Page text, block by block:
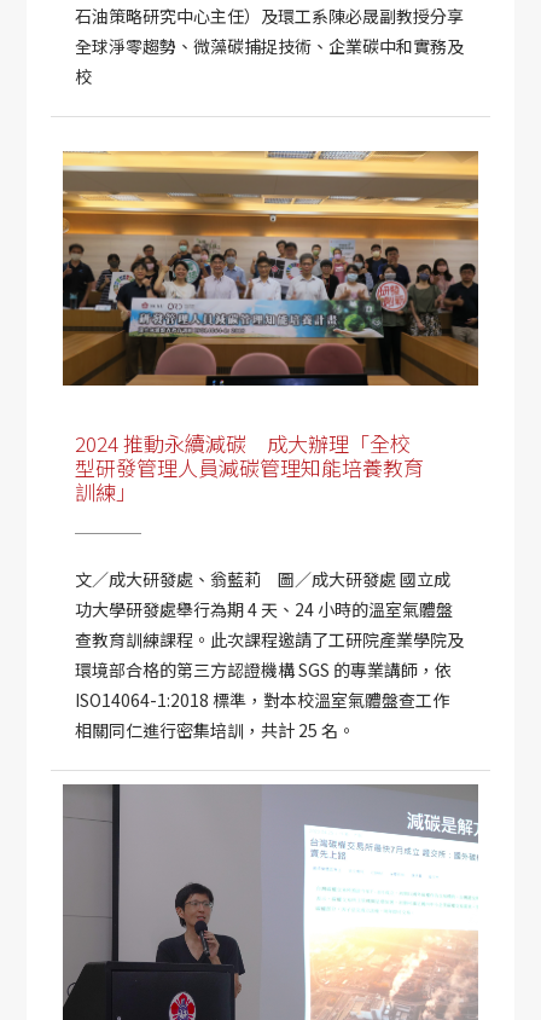
石油策略研究中心主任）及環工系陳必晟副教授分享
全球淨零趨勢、微藻碳捕捉技術、企業碳中和實務及
校
2024 推動永續減碳 成大辦理「全校
型研發管理人員減碳管理知能培養教育
訓練」
文／成大研發處、翁藍莉 圖／成大研發處 國立成
功大學研發處舉行為期 4 天、24 小時的溫室氣體盤
查教育訓練課程。此次課程邀請了工研院產業學院及
環境部合格的第三方認證機構 SGS 的專業講師，依
ISO14064-1:2018 標準，對本校溫室氣體盤查工作
相關同仁進行密集培訓，共計 25 名。